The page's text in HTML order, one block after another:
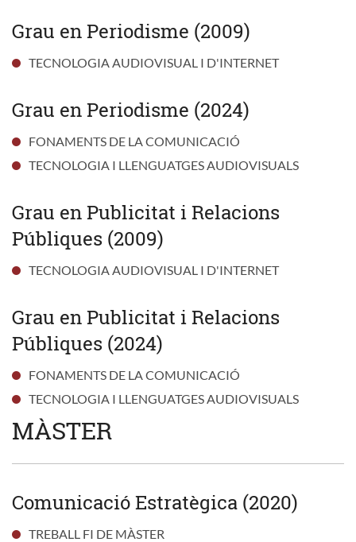
Grau en Periodisme (2009)
TECNOLOGIA AUDIOVISUAL I D'INTERNET
Grau en Periodisme (2024)
FONAMENTS DE LA COMUNICACIÓ
TECNOLOGIA I LLENGUATGES AUDIOVISUALS
Grau en Publicitat i Relacions
Públiques (2009)
TECNOLOGIA AUDIOVISUAL I D'INTERNET
Grau en Publicitat i Relacions
Públiques (2024)
FONAMENTS DE LA COMUNICACIÓ
TECNOLOGIA I LLENGUATGES AUDIOVISUALS
MÀSTER
Comunicació Estratègica (2020)
TREBALL FI DE MÀSTER